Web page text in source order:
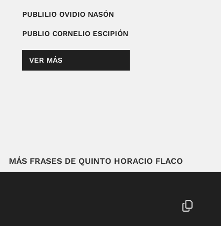
PUBLILIO OVIDIO NASÓN
PUBLIO CORNELIO ESCIPIÓN
VER MÁS
MÁS FRASES DE QUINTO HORACIO FLACO